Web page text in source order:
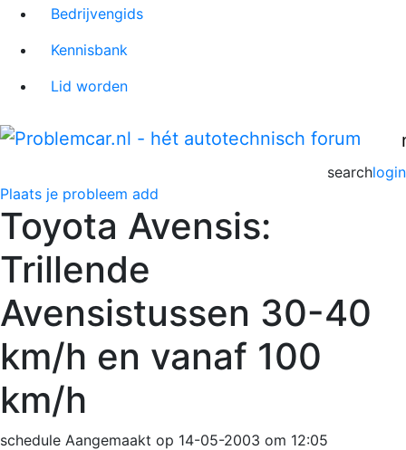
Bedrijvengids
Kennisbank
Lid worden
login
search
Plaats je probleem add
Toyota Avensis:
Trillende
Avensistussen 30-40
km/h en vanaf 100
km/h
schedule Aangemaakt op 14-05-2003 om 12:05